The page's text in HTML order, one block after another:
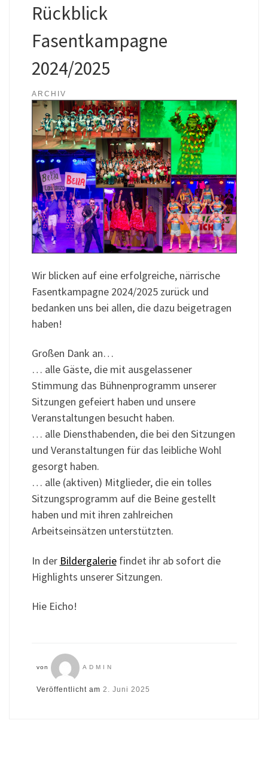
Rückblick
Fasentkampagne
2024/2025
ARCHIV
Wir blicken auf eine erfolgreiche, närrische
Fasentkampagne 2024/2025 zurück und
bedanken uns bei allen, die dazu beigetragen
haben!
Großen Dank an…
… alle Gäste, die mit ausgelassener
Stimmung das Bühnenprogramm unserer
Sitzungen gefeiert haben und unsere
Veranstaltungen besucht haben.
… alle Diensthabenden, die bei den Sitzungen
und Veranstaltungen für das leibliche Wohl
gesorgt haben.
… alle (aktiven) Mitglieder, die ein tolles
Sitzungsprogramm auf die Beine gestellt
haben und mit ihren zahlreichen
Arbeitseinsätzen unterstützten.
In der Bildergaleriefindet ihr ab sofort die
Highlights unserer Sitzungen.
Hie Eicho!
von ADMIN
Veröffentlicht am 2. Juni 2025